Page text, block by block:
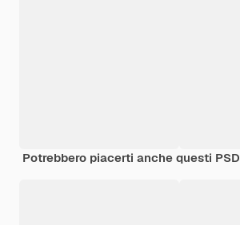
Potrebbero piacerti anche questi PSD